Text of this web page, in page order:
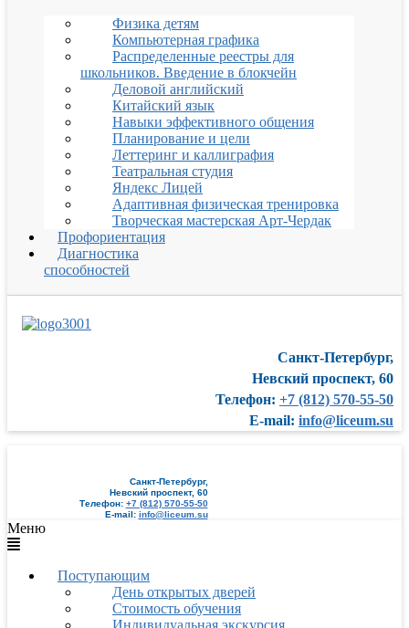
Физика детям
Компьютерная графика
Распределенные реестры для
школьников. Введение в блокчейн
Деловой английский
Китайский язык
Навыки эффективного общения
Планирование и цели
Леттеринг и каллиграфия
Театральная студия
Яндекс Лицей
Адаптивная физическая тренировка
Творческая мастерская Арт-Чердак
Профориентация
Диагностика
способностей
Санкт-Петербург,
Невский проспект, 60
Телефон: +7 (812) 570-55-50
E-mail: info@liceum.su
Санкт-Петербург,
Невский проспект, 60
Телефон: +7 (812) 570-55-50
E-mail: info@liceum.su
Меню
Поступающим
День открытых дверей
Стоимость обучения